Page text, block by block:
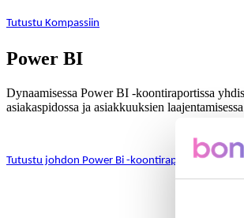
Tutustu Kompassiin
Power BI
Dynaamisessa Power BI -koontiraportissa
asiakaspidossa ja asiakkuuksien
Tutustu johdon Power Bi -koontiraporttimalliin